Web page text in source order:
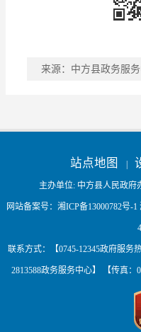
来源：中方县政务服
站点地图
主办单位: 中方县人民政府
网站备案号： 湘ICP备13000782号-1
联系方式：【0745-12345政府服务
2813588政务服务中心】 【传真：